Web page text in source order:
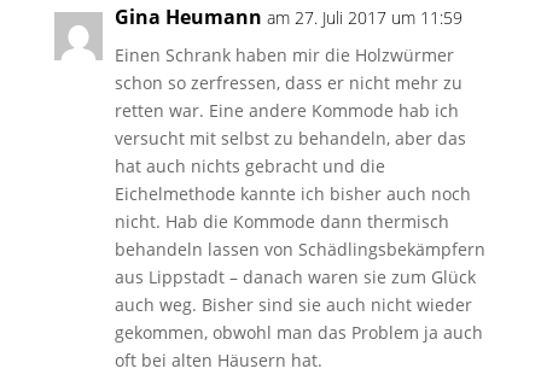
Gina Heumann am 27. Juli 2017 um 11:59
Einen Schrank haben mir die Holzwürmer
schon so zerfressen, dass er nicht mehr zu
retten war. Eine andere Kommode hab ich
versucht mit selbst zu behandeln, aber das
hat auch nichts gebracht und die
Eichelmethode kannte ich bisher auch noch
nicht. Hab die Kommode dann thermisch
behandeln lassen von Schädlingsbekämpfern
aus Lippstadt – danach waren sie zum Glück
auch weg. Bisher sind sie auch nicht wieder
gekommen, obwohl man das Problem ja auch
oft bei alten Häusern hat.